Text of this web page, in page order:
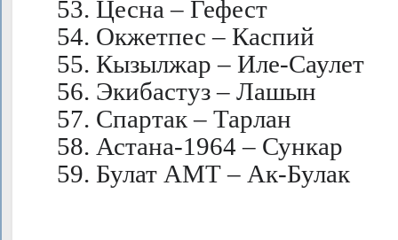
53. Цесна – Гефест
54. Окжетпес – Каспий
55. Кызылжар – Иле-Саулет
56. Экибастуз – Лашын
57. Спартак – Тарлан
58. Астана-1964 – Сункар
59. Булат АМТ – Ак-Булак